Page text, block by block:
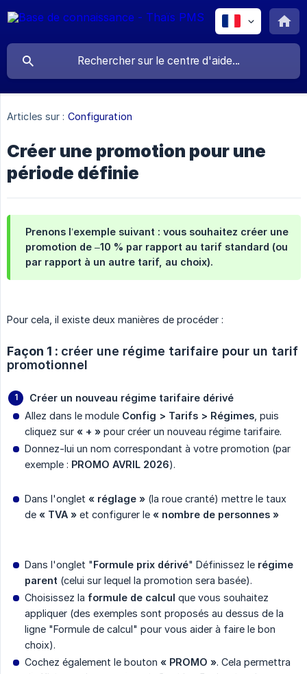
Articles sur : Configuration
Créer une promotion pour une
période définie
Prenons l’exemple suivant : vous souhaitez créer une
promotion de –10 % par rapport au tarif standard (ou
par rapport à un autre tarif, au choix).
Pour cela, il existe deux manières de procéder :
Façon 1 : créer une régime tarifaire pour un tarif
promotionnel
Créer un nouveau régime tarifaire dérivé
Allez dans le module Config > Tarifs > Régimes , puis
cliquez sur « + » pour créer un nouveau régime tarifaire.
Donnez-lui un nom correspondant à votre promotion (par
exemple : PROMO AVRIL 2026).
Dans l'onglet « réglage » (la roue cranté) mettre le taux
de « TVA » et configurer le « nombre de personnes »
Dans l'onglet "Formule prix dérivé" Définissez le régime
parent (celui sur lequel la promotion sera basée).
Choisissez la formule de calcul que vous souhaitez
appliquer (des exemples sont proposés au dessus de la
ligne "Formule de calcul" pour vous aider à faire le bon
choix).
Cochez également le bouton « PROMO ». Cela permettra